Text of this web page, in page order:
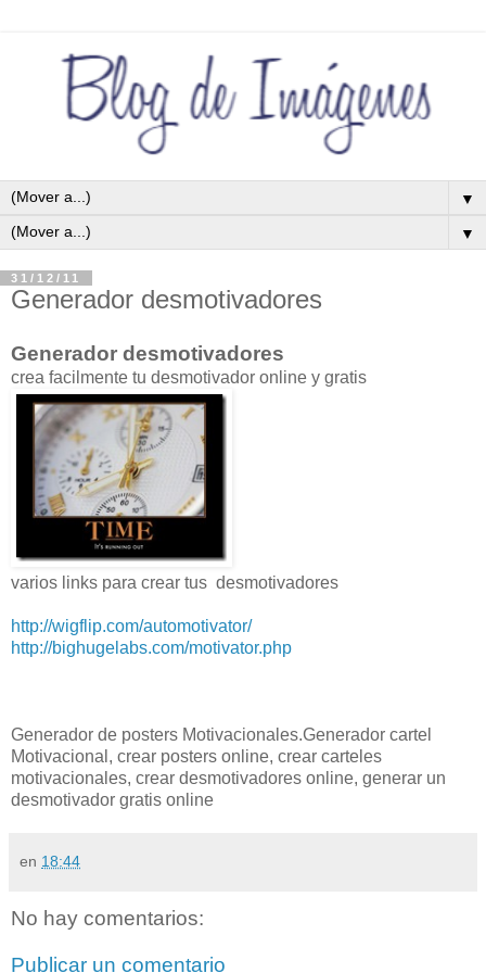
▼
▼
31/12/11
Generador desmotivadores
Generador desmotivadores
crea facilmente tu desmotivador online y gratis
varios links para crear tus desmotivadores
http://wigflip.com/automotivator/
http://bighugelabs.com/motivator.php
Generador de posters Motivacionales.Generador cartel
Motivacional, crear posters online, crear carteles
motivacionales, crear desmotivadores online, generar un
desmotivador gratis online
en 18:44
No hay comentarios:
Publicar un comentario